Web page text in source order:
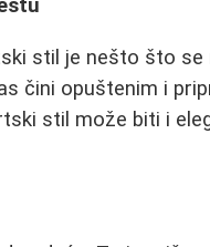
stil je nešto što se
čini opuštenim i
stil može biti i